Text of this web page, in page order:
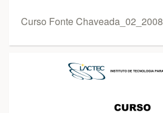
Curso Fonte Chaveada_02_2008